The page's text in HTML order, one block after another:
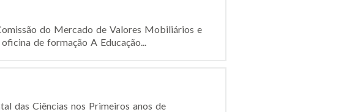
do Mercado de Valores Mobiliários e
de formação A Educação...
das Ciências nos Primeiros anos de